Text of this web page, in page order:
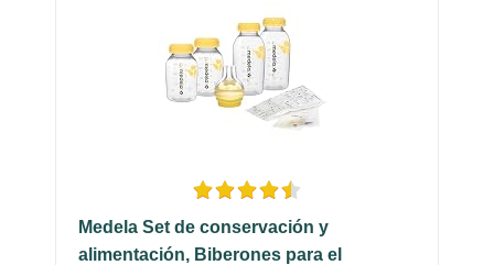
Medela Set de conservación y
alimentación, Biberones para el